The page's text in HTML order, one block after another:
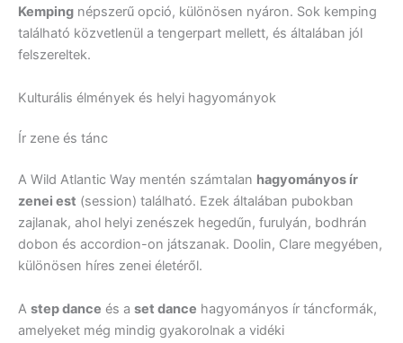
Kemping népszerű opció, különösen nyáron. Sok kemping
található közvetlenül a tengerpart mellett, és általában jól
felszereltek.
Kulturális élmények és helyi hagyományok
Ír zene és tánc
A Wild Atlantic Way mentén számtalan hagyományos ír
zenei est (session) található. Ezek általában pubokban
zajlanak, ahol helyi zenészek hegedűn, furulyán, bodhrán
dobon és accordion-on játszanak. Doolin, Clare megyében,
különösen híres zenei életéről.
A step dance és a set dance hagyományos ír táncformák,
amelyeket még mindig gyakorolnak a vidéki